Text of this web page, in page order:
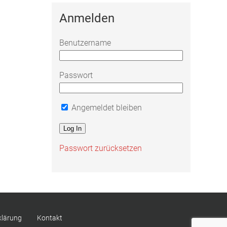
Anmelden
Benutzername
Passwort
Angemeldet bleiben
Passwort zurücksetzen
Kontakt